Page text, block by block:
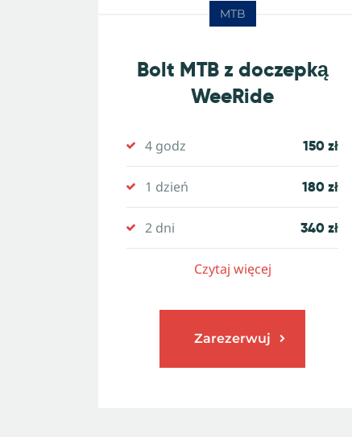
MTB
Bolt MTB z doczepką
WeeRide
4 godz 150 zł
1 dzień 180 zł
2 dni 340 zł
Czytaj więcej
Zarezerwuj